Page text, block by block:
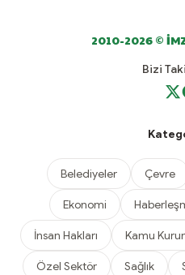
2010-2026 ©
Bizi
Belediyeler Çevre
Ekonomi
İnsan Hakları Kamu
Özel Sektör Sağlık